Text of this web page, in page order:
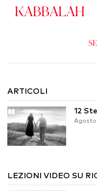
Kabbalah
ARTICOLI
12
Agosto
LEZIONI VIDEO SU